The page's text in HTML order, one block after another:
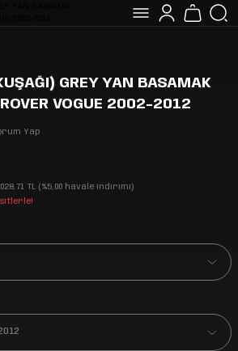
GREY YAN BASAMAK
VOGUE 2002-2012
Yap
TL (%5,00 havale indirimi)